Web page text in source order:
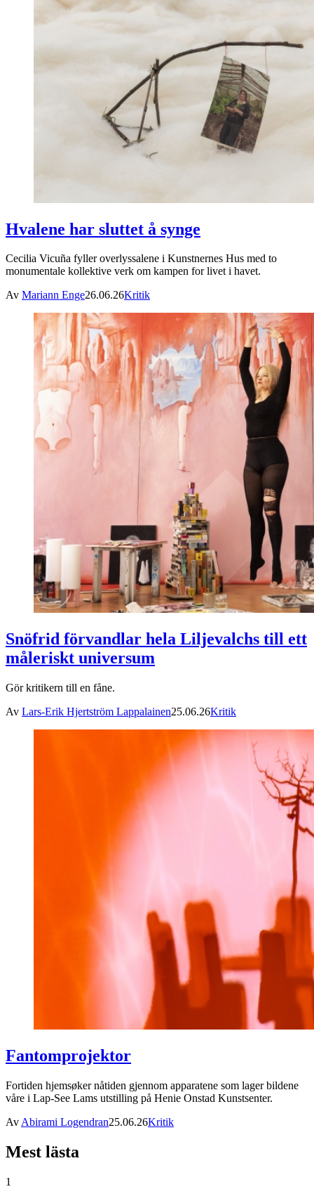
Hvalene har sluttet å synge
Cecilia Vicuña fyller overlyssalene i Kunstnernes Hus med to
monumentale kollektive verk om kampen for livet i havet.
Av Mariann Enge26.06.26Kritik
Snöfrid förvandlar hela Liljevalchs till ett
måleriskt universum
Gör kritikern till en fåne.
Av Lars-Erik Hjertström Lappalainen25.06.26Kritik
Fantomprojektor
Fortiden hjemsøker nåtiden gjennom apparatene som lager bildene
våre i Lap-See Lams utstilling på Henie Onstad Kunstsenter.
Av Abirami Logendran25.06.26Kritik
Mest lästa
1